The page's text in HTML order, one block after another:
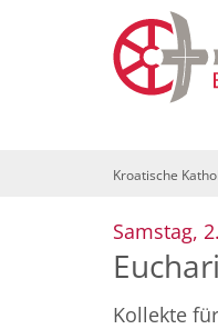
Kroatische
Samstag,
Kollekte